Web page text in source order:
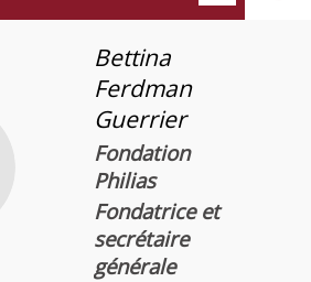
Bettina
Ferdman
Guerrier
Fondation
Philias
Fondatrice et
secrétaire
générale